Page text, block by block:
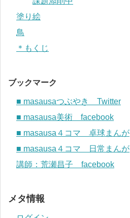
塗り絵
鳥
＊もくじ
ブックマーク
■ masausaつぶやき Twitter
■ masausa美術 facebook
■ masausa４コマ 卓球まんが
■ masausa４コマ 日常まんが
講師：荒瀬昌子 facebook
メタ情報